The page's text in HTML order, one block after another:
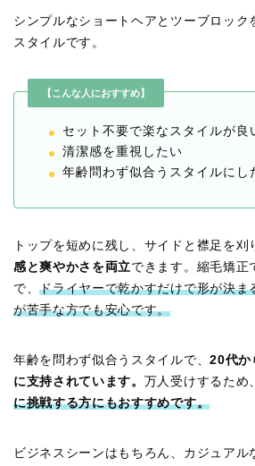
シンプルなショートヘアとツーブロック
スタイルです。
【こんな人におすすめ】
セット不要で楽なスタイルが良
清潔感を重視したい
年齢問わず似合うスタイルにし
トップを短めに残し、サイドと襟足を刈
感と爽やかさを両立できます。縮毛矯正
で、ドライヤーで乾かすだけで形が決ま
が苦手な方でも安心です。
年齢を問わず似合うスタイルで、20代か
に支持されています。 万人受けするため、
に挑戦する方にもおすすめです。
ビジネスシーンはもちろん、カジュアル